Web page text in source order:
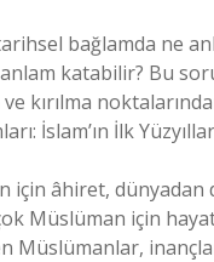
bağlamda ne
katabilir? Bu
kırılma
İslam’ın İlk
için âhiret, dünyadan
Müslüman için
Müslümanlar,